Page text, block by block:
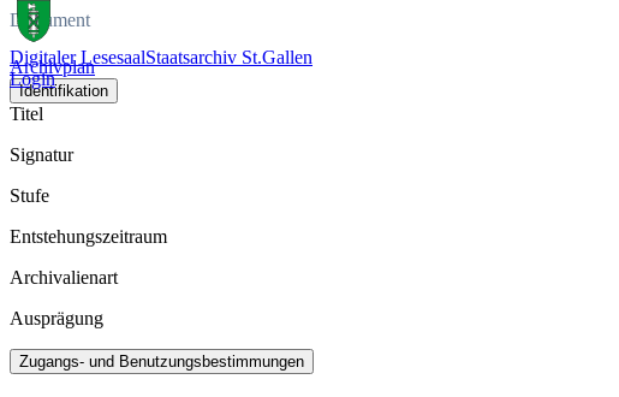
Digitaler LesesaalStaatsarchiv St.Gallen
Login
Dokument
Archivplan
Identifikation
Titel
Signatur
Stufe
Entstehungszeitraum
Archivalienart
Ausprägung
Zugangs- und Benutzungsbestimmungen